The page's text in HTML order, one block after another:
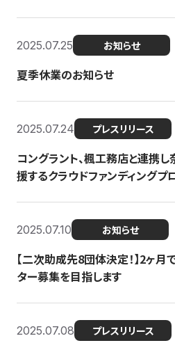
2025.07.25 お知らせ
夏季休業のお知らせ
2025.07.24 プレスリリース
コングラント、楓工務店と連携
援するクラウドファンディングプ
2025.07.10 お知らせ
【二次助成先8団体決定！】2ヶ
ター募集を目指します
2025.07.08 プレスリリース